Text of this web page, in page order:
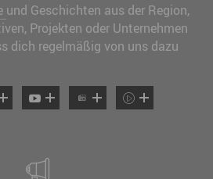
und Geschichten aus der Region,
Projekten oder Unternehmen
dich regelmäßig von uns dazu